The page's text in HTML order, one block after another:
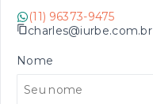
(11) 96373-9475
charles@iurbe.com.br
Nome